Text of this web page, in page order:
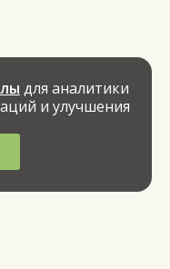
для аналитики
и улучшения